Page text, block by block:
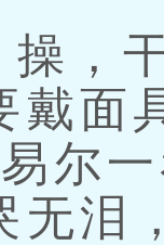
，
戴面
尔
无泪